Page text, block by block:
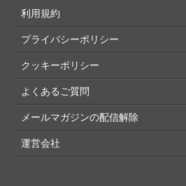
利用規約
プライバシーポリシー
クッキーポリシー
よくあるご質問
メールマガジンの配信解除
運営会社